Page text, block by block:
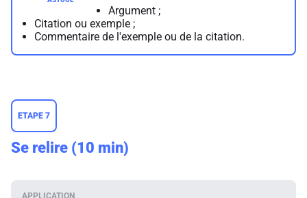
Argument ;
Citation ou exemple ;
Commentaire de l'exemple ou de la citation.
ETAPE 7
Se relire (10 min)